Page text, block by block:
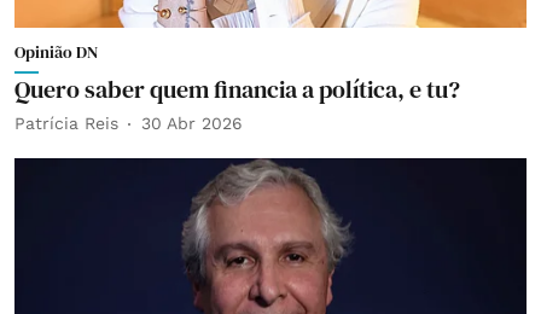
Opinião DN
Quero saber quem financia a política, e tu?
Patrícia Reis 30 Abr 2026